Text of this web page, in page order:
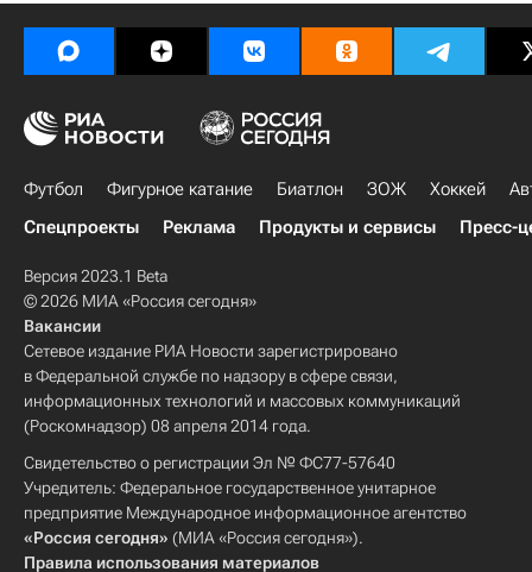
Футбол Фигурное катание Биатлон ЗОЖ Хоккей
Спецпроекты
Реклама Продукты и сервисы Пресс-
Версия 2023.1 Beta
© 2026 МИА «Россия сегодня»
Вакансии
Сетевое издание РИА Новости зарегистрировано
в Федеральной службе по надзору в сфере связи,
информационных технологий и массовых коммуникаций
(Роскомнадзор) 08 апреля 2014 года.
Свидетельство о регистрации Эл № ФС77-57640
Учредитель: Федеральное государственное унитарное
предприятие Международное информационное агентство
«Россия сегодня» (МИА «Россия сегодня»).
Правила использования материалов